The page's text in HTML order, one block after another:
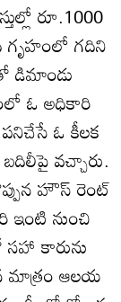
రూ.1000
గృహంలో గదిని
డిమాండు
ఓ అధికారి
ఓ కీలక
వచ్చారు.
హౌస్‌ రెంట్‌
ఇంటి నుంచి
సహా కారును
మాత్రం ఆలయ